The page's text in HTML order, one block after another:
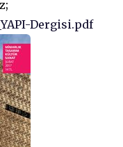
Dergisi.pdf